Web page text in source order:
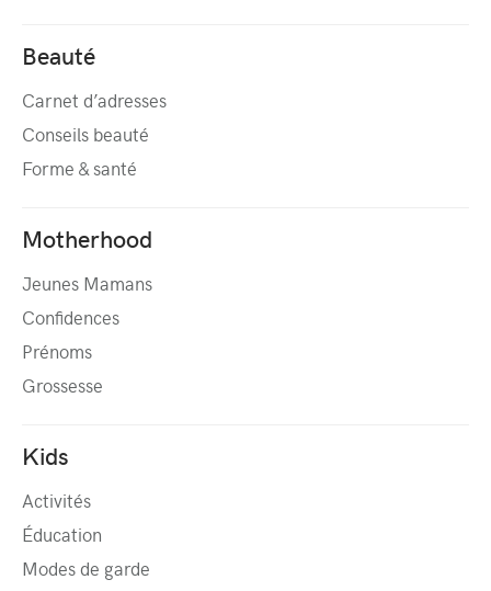
Beauté
Carnet d’adresses
Conseils beauté
Forme & santé
Motherhood
Jeunes Mamans
Confidences
Prénoms
Grossesse
Kids
Activités
Éducation
Modes de garde